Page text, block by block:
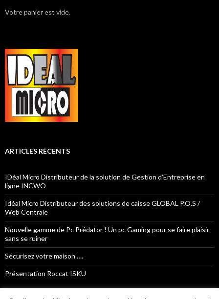
Votre panier est vide.
ARTICLES RÉCENTS
IDéal Micro Distributeur de la solution de Gestion d’Entreprise en
ligne INCWO
Idéal Micro Distributeur des solutions de caisse GLOBAL P.O.S /
Web Centrale
Nouvelle gamme de Pc Prédator ! Un pc Gaming pour se faire plaisir
sans se ruiner
Sécurisez votre maison ….
Présentation Roccat ISKU